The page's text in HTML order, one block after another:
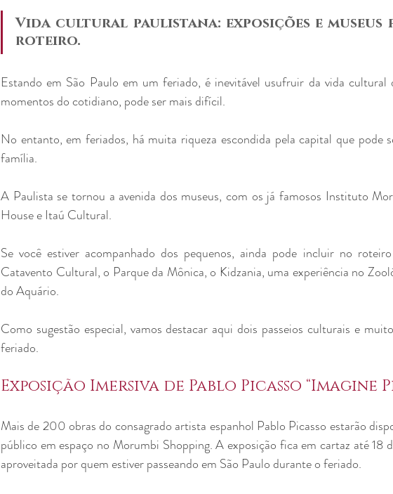
Vida cultural paulistana: exposições e museus
roteiro.
Estando em São Paulo em um feriado, é inevitável usufruir da vida
momentos do cotidiano, pode ser mais difícil.
No entanto, em feriados, há muita riqueza escondida pela capital que pode
família.
A Paulista se tornou a avenida dos museus, com os já famosos Instituto
House e Itaú Cultural.
Se você estiver acompanhado dos pequenos, ainda pode incluir no
Catavento Cultural, o Parque da Mônica, o Kidzania, uma experiência no
do Aquário.
Como sugestão especial, vamos destacar aqui dois passeios culturais e
feriado.
Exposição Imersiva de Pablo Picasso “Imagine
Mais de 200 obras do consagrado artista espanhol Pablo Picasso estarão
público em espaço no Morumbi Shopping. A exposição fica em cartaz até 18
aproveitada por quem estiver passeando em São Paulo durante o feriado.